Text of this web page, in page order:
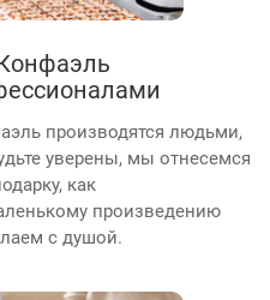
производятся людьми,
уверены, мы отнесемся
как
произведению
с душой.